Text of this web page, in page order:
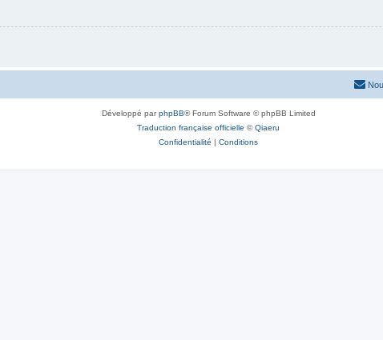
Développé parphpBB® Forum Software © phpBB Limited
Traduction française officielle ©Qiaeru
Confidentialité | Conditions